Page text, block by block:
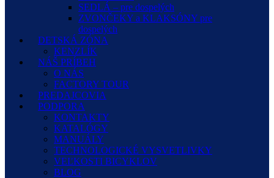
SEDLÁ – pre dospelých
ZVONČEKY a KLAKSÓNY pre
dospelých
DETSKÁ ZÓNA
KENZLÍK
NÁŠ PRÍBEH
O NÁS
FACTORY TOUR
PREDAJCOVIA
PODPORA
KONTAKTY
KATALÓGY
MANUÁLY
TECHNOLOGICKÉ VYSVETLIVKY
VEĽKOSTI BICYKLOV
BLOG